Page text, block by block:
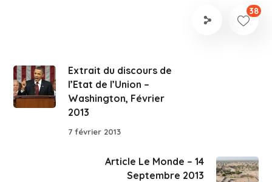
38
Extrait du discours de
l’Etat de l’Union –
Washington, Février
2013
7 février 2013
Article Le Monde – 14
Septembre 2013